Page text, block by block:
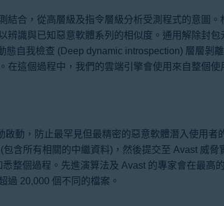
結合，從高層級及指令層級分析受測程式的意圖。
辨識與已知惡意軟體系列的相似度。通用解除封包
態自我檢查 (Deep dynamic introspection) 層層剝
在這個過程中，我們的雲端引擎會使用來自整個使
動，防止最罕見但最精密的惡意軟體潛入使用者
含所有相關的中繼資料)，然後提交至 Avast 威脅
整個過程。先進演算法及 Avast 的專家會在最高
過 20,000 個不同的檔案。